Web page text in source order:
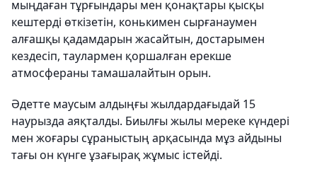
мыңдаған тұрғындары мен қонақтары қысқы
кештерді өткізетін, конькимен сырғанаумен
алғашқы қадамдарын жасайтын, достарымен
кездесіп, таулармен қоршалған ерекше
атмосфераны тамашалайтын орын.
Әдетте маусым алдыңғы жылдардағыдай 15
наурызда аяқталды. Биылғы жылы мереке күндері
мен жоғары сұраныстың арқасында мұз айдыны
тағы он күнге ұзағырақ жұмыс істейді.